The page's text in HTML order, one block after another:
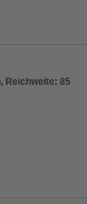
Reichweite: 85